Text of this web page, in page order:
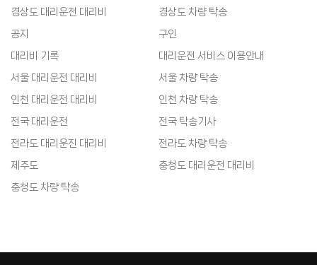
경상도 대리운전 대리비
경상도 차량 탁송
공지
구인
대리비 기록
대리운전 서비스 이용안내
서울 대리운전 대리비
서울 차량 탁송
인천 대리운전 대리비
인천 차량 탁송
전국 대리운전
전국 탁송기사
전라도 대리운진 대리비
전라도 차량 탁송
제주도
충청도 대리운전 대리비
충청도 차량 탁송